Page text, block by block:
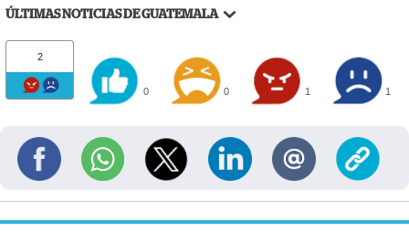
ÚLTIMAS NOTICIAS DE GUATEMALA
2
0 0 1 1